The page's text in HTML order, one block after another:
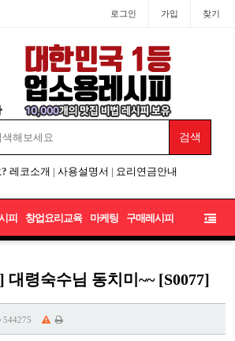
로그인 가입 찾기
레코소개 | 사용설명서 | 요리연금안내
피 창업요리교육 마케팅 구매레시피
대령숙수님 동치미~~ [S0077]
544275